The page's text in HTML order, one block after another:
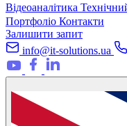
Відеоаналітика
Портфоліо Контакти
Залишити запит
info@it-solutions.ua